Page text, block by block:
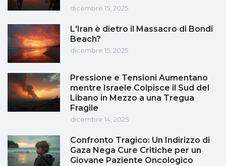
dicembre 15, 2025
L'Iran è dietro il Massacro di Bondi
Beach?
dicembre 15, 2025
Pressione e Tensioni Aumentano
mentre Israele Colpisce il Sud del
Libano in Mezzo a una Tregua
Fragile
dicembre 14, 2025
Confronto Tragico: Un Indirizzo di
Gaza Nega Cure Critiche per un
Giovane Paziente Oncologico